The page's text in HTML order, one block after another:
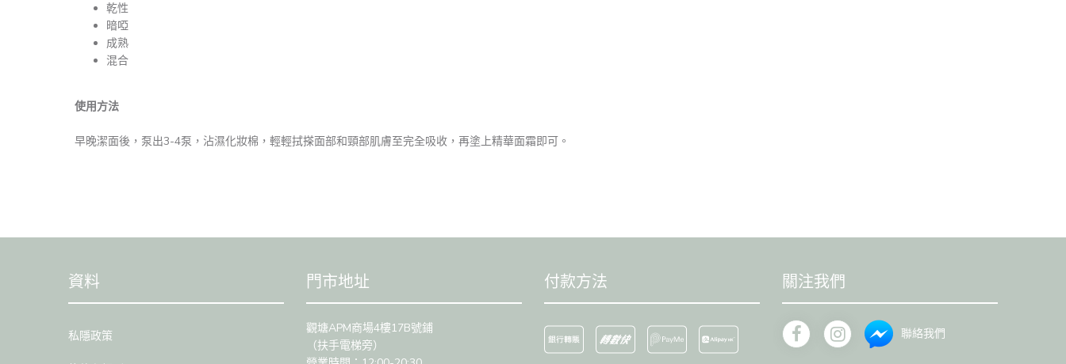
乾性
暗啞
成熟
混合
使用方法
早晚潔面後，泵出3-4泵，沾濕化妝棉，輕輕拭搽面部和頸部肌膚至完全吸收，再塗上精華面霜即可。
資料
私隱政策
門市地址
觀塘APM商場4樓17B號鋪
（扶手電梯旁）
付款方法 關注我們
聯絡我們